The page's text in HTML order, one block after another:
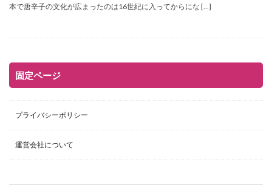
本で唐辛子の文化が広まったのは16世紀に入ってからにな […]
固定ページ
プライバシーポリシー
運営会社について